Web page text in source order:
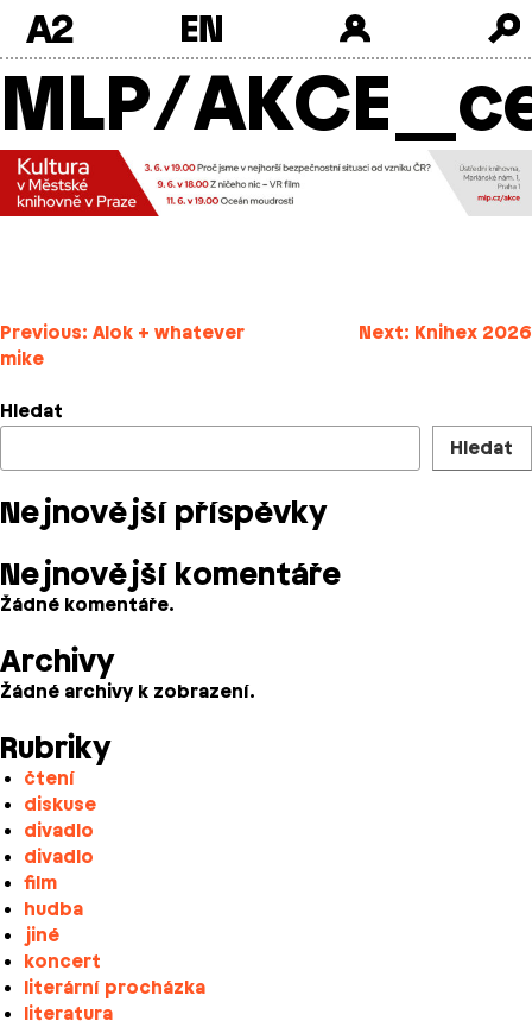
Skip
to
content
A2
MLP/
Navigace
pro
příspěvek
Previous: Alok + whatever
mike
Next: Knihex 2026
Hledat
Hledat
Nejnovější příspěvky
Nejnovější komentáře
Žádné komentáře.
Archivy
Žádné archivy k zobrazení.
Rubriky
čtení
diskuse
divadlo
divadlo
film
hudba
jiné
koncert
literární procházka
literatura